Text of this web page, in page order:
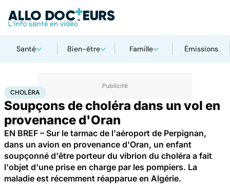
Santé Bien-être Famille Émissions
AccueilSanté
CHOLÉRA
Soupçons de choléra dans un vol en
provenance d'Oran
EN BREF – Sur le tarmac de l'aéroport de Perpignan,
dans un avion en provenance d'Oran, un enfant
soupçonné d'être porteur du vibrion du choléra a fait
l'objet d'une prise en charge par les pompiers. La
maladie est récemment réapparue en Algérie.